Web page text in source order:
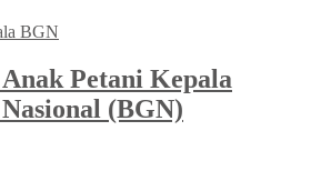
Petani Kepala
(BGN)